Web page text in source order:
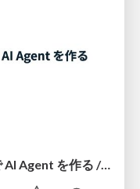
Web エンジニアが JavaScript で AI Agent を作る / JSConf JP 2025 sponsor session